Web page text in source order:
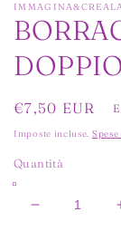
finestra
modale
Prezzo
di
€7,50 EUR
Imposte incluse.
Quantità
Diminuisci